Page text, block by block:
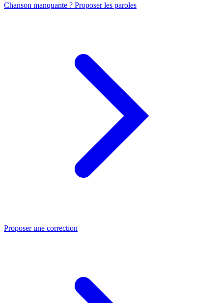
Chanson manquante ? Proposer les paroles
Proposer une correction